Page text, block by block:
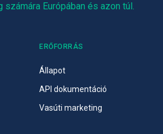
Európában és azon túl.
ERŐFORRÁS
Állapot
API dokumentáció
Vasúti marketing